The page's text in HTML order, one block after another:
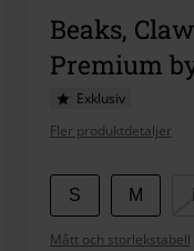
Beaks,
Premium
Exklusiv
Fler produktdetaljer
Välj
din
S M
Mått och storlekstabell